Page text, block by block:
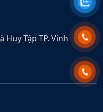
Huy Tập TP. Vinh